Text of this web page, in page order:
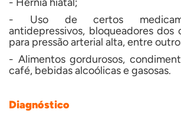
- Uso de certos
antidepressivos, bloqueadores dos
para pressão arterial alta, entre
- Alimentos gordurosos,
café, bebidas alcoólicas e gasosas.
Diagnóstico